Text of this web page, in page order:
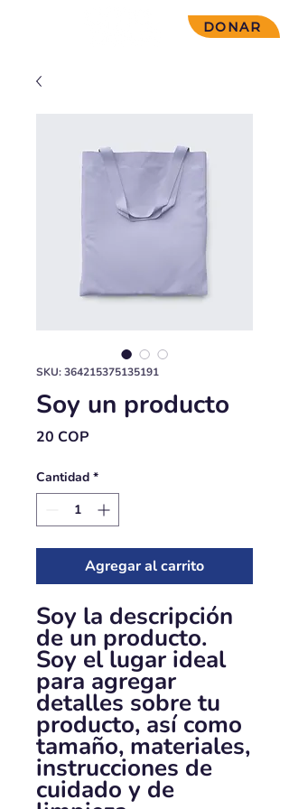
DONAR
SKU: 364215375135191
Soy un producto
20 COPPrecio
Cantidad *
Agregar al carrito
Soy la descripción
de un producto.
Soy el lugar ideal
para agregar
detalles sobre tu
producto, así como
tamaño, materiales,
instrucciones de
cuidado y de